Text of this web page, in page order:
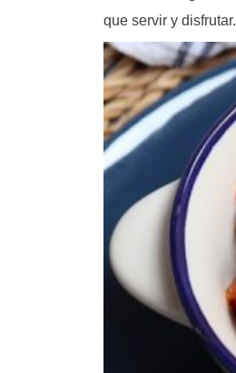
que servir y disfrutar.